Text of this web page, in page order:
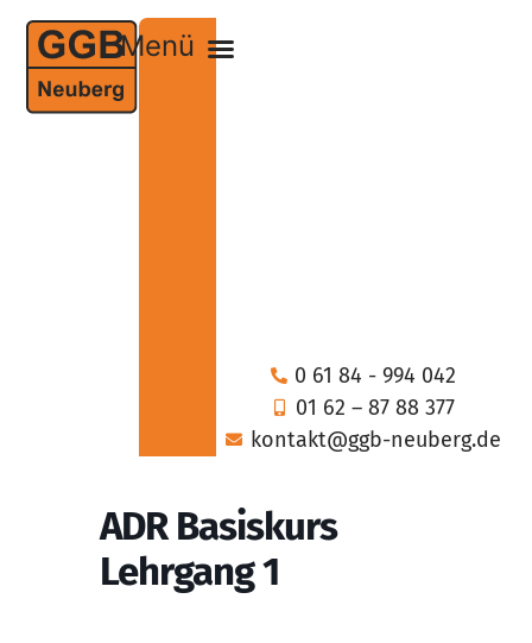
0 61 84 - 994 042
01 62 – 87 88 377
kontakt@ggb-neuberg.de
ADR Basiskurs
Lehrgang 1